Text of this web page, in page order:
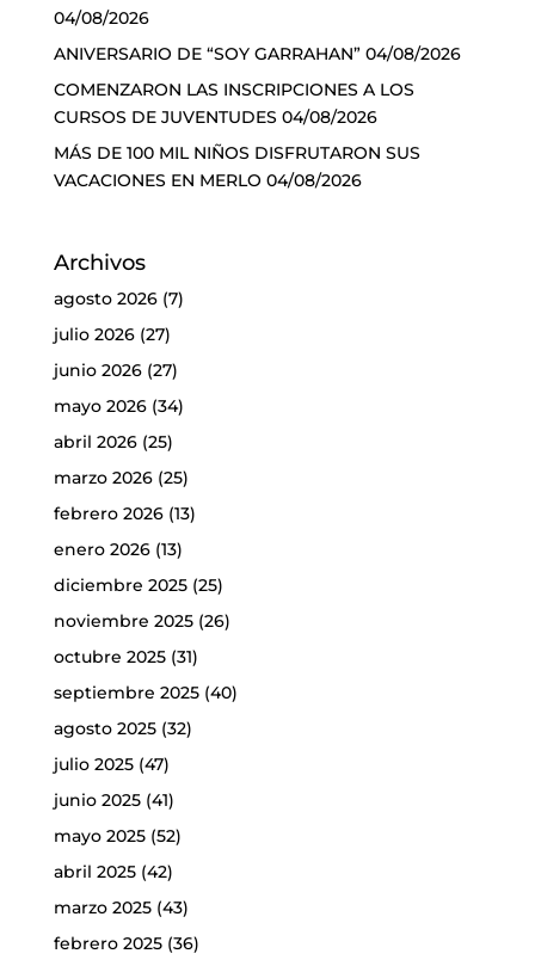
04/08/2026
ANIVERSARIO DE “SOY GARRAHAN” 04/08/2026
COMENZARON LAS INSCRIPCIONES A LOS
CURSOS DE JUVENTUDES 04/08/2026
MÁS DE 100 MIL NIÑOS DISFRUTARON SUS
VACACIONES EN MERLO 04/08/2026
Archivos
agosto 2026(7)
julio 2026(27)
junio 2026(27)
mayo 2026(34)
abril 2026(25)
marzo 2026(25)
febrero 2026(13)
enero 2026(13)
diciembre 2025(25)
noviembre 2025(26)
octubre 2025(31)
septiembre 2025(40)
agosto 2025(32)
julio 2025(47)
junio 2025(41)
mayo 2025(52)
abril 2025(42)
marzo 2025(43)
febrero 2025(36)